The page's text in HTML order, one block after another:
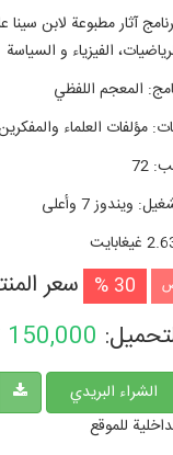
آثار مطبوعة لابن سينا
الفيزياء و السياسة
: المعجم اللفظي
: مؤلفات العلماء
:
72
: ويندوز 7 وأعلی
غيغابايت
30 % سعر
150,000
الشراء البريدي
للموقع